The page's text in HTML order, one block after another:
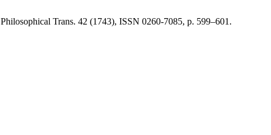
Trans. 42 (1743), ISSN 0260-7085, p. 599–601.